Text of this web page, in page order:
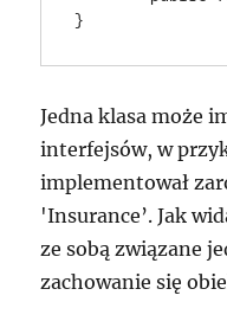
Jedna klasa może
interfejsów, w
implementował
'Insurance’. Jak
ze sobą związane
zachowanie się